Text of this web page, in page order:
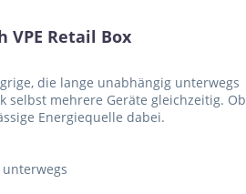
VPE Retail Box
die lange unabhängig unterwegs
mehrere Geräte gleichzeitig. Ob
Energiequelle dabei.